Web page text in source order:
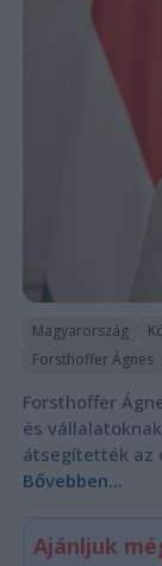
Magyarország
Forsthoffer Ágnes
Forsthoffer
és
átsegítették az
Bővebben...
Ajánljuk